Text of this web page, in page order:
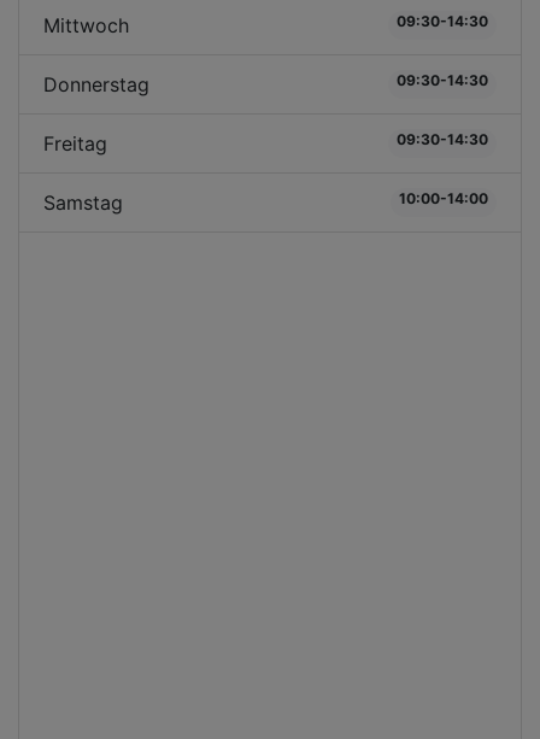
Mittwoch 09:30-14:30
Donnerstag 09:30-14:30
Freitag 09:30-14:30
Samstag 10:00-14:00